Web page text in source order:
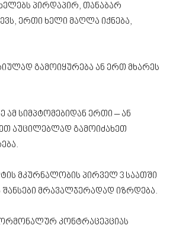
პირდაპირ, თანაბარ
ერთი ხელი მაღლა იქნება,
გამოიყურება ან ერთ მხარეს
ამ სიმპტომებიდან ერთი – ან
აუცილებლად გამოიძახეთ
მკურნალობის პირველ 3 საათში
შანსები მრავალჯერადად იზრდება.
კონტრაცეპციას